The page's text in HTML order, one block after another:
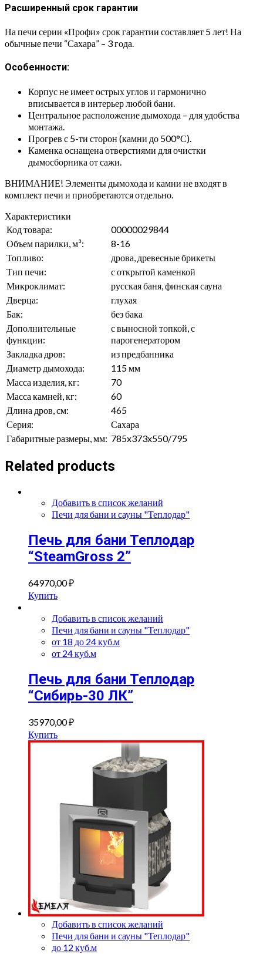
Расширенный срок гарантии
На печи серии «Профи» срок гарантии составляет 5 лет! На
обычные печи “Сахара” – 3 года.
Особенности:
Корпус не имеет острых углов и гармонично
вписывается в интерьер любой бани.
Центральное расположение дымохода – для удобства
монтажа.
Прогрев с 5-ти сторон (камни до 500°С).
Каменка оснащена отверстиями для очистки
дымосборника от сажи.
ВНИМАНИЕ! Элементы дымохода и камни не входят в
комплект печи и приобретаются отдельно.
Характеристики
Код товара:
00000029844
Объем парилки, м³:
8-16
Топливо:
дрова, древесные брикеты
Тип печи:
с открытой каменкой
Микроклимат:
русская баня, финская сауна
Дверца:
глухая
Бак:
без бака
Дополнительные
функции:
с выносной топкой, с
парогенератором
Закладка дров:
из предбанника
Диаметр дымохода:
115 мм
Масса изделия, кг:
70
Масса камней, кг:
60
Длина дров, см:
465
Серия:
Сахара
Габаритные размеры, мм: 785x373x550/795
Related products
Добавить в список желаний
Печи для бани и сауны "Теплодар"
Печь для бани Теплодар
“SteamGross 2”
64970,00₽
Купить
Добавить в список желаний
Печи для бани и сауны "Теплодар"
от 18 до 24 куб.м
от 24 куб.м
Печь для бани Теплодар
“Сибирь-30 ЛК”
35970,00₽
Купить
Добавить в список желаний
Печи для бани и сауны "Теплодар"
до 12 куб.м